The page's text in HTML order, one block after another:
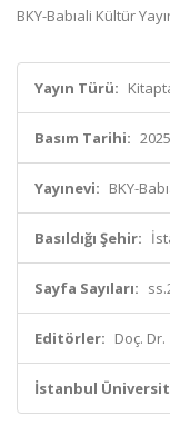
BKY-Babıali Kültür
Yayın Türü:
Basım Tarihi: 2025
Yayınevi: BKY-
Basıldığı Şehir:
Sayfa Sayıları:
Editörler: Doç.
İstanbul